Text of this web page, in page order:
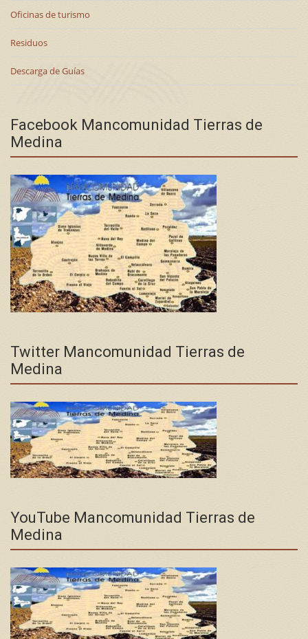
Oficinas de turismo
Residuos
Descarga de Guías
Facebook Mancomunidad Tierras de
Medina
Twitter Mancomunidad Tierras de
Medina
YouTube Mancomunidad Tierras de
Medina